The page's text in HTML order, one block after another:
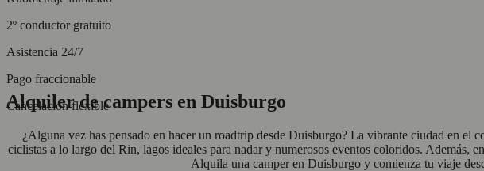
2º conductor gratuito
Asistencia 24/7
Pago fraccionable
Cancelación flexible
Alquiler de campers en Duisburgo
¿Alguna vez has pensado en hacer un roadtrip desde Duisburgo? La vibrante ciudad en el
ciclistas a lo largo del Rin, lagos ideales para nadar y numerosos eventos coloridos. Además,
Alquila una camper en Duisburgo y comienza tu viaje